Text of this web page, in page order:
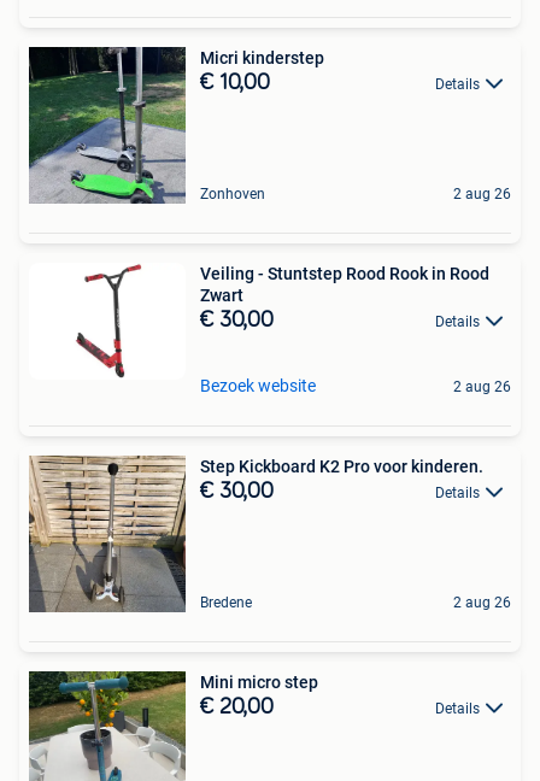
Micri kinderstep
€ 10,00 Details
Zonhoven 2 aug 26
Veiling - Stuntstep Rood Rook in Rood
Zwart
€ 30,00 Details
Bezoek website 2 aug 26
Step Kickboard K2 Pro voor kinderen.
€ 30,00 Details
Bredene 2 aug 26
Mini micro step
€ 20,00 Details